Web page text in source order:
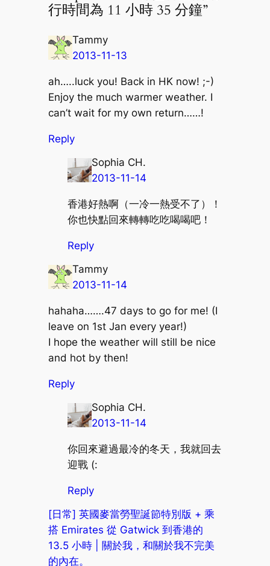
行時間為 11 小時 35 分鐘”
Tammy
2013-11-13
ah…..luck you! Back in HK now! ;-)
Enjoy the much warmer weather. I
can’t wait for my own return……!
Reply
Sophia CH.
2013-11-14
香港好熱啊（一冷一熱受不了）！
你也快點回來轉轉吃吃喝喝吧！
Reply
Tammy
2013-11-14
hahaha…….47 days to go for me! (I
leave on 1st Jan every year!)
I hope the weather will still be nice
and hot by then!
Reply
Sophia CH.
2013-11-14
你回來避過最冷的冬天，我就回去
迎戰 (:
Reply
[日常] 英國麥當勞聖誕節特別版 + 乘
搭 Emirates 從 Gatwick 到香港的
13.5 小時 | 關於我，和關於我不完美
的內在。